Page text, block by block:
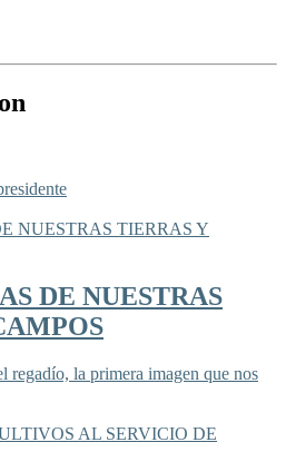
DE NUESTRAS
regadío, la primera imagen que nos